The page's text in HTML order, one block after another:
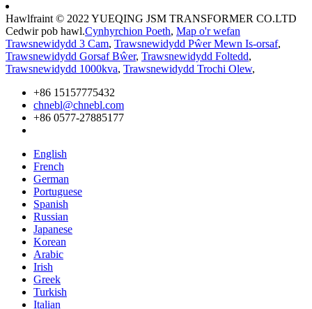
Hawlfraint © 2022 YUEQING JSM TRANSFORMER CO.LTD
Cedwir pob hawl.Cynhyrchion Poeth, Map o'r wefan
Trawsnewidydd 3 Cam, Trawsnewidydd Pŵer Mewn Is-orsaf,
Trawsnewidydd Gorsaf Bŵer, Trawsnewidydd Foltedd,
Trawsnewidydd 1000kva, Trawsnewidydd Trochi Olew,
+86 15157775432
chnebl@chnebl.com
+86 0577-27885177
English
French
German
Portuguese
Spanish
Russian
Japanese
Korean
Arabic
Irish
Greek
Turkish
Italian